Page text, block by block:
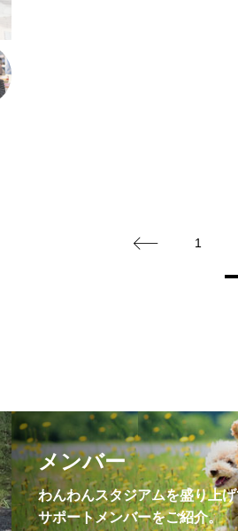
1
メンバー
わんわんスタジアムを盛り上
サポートメンバーをご紹介。